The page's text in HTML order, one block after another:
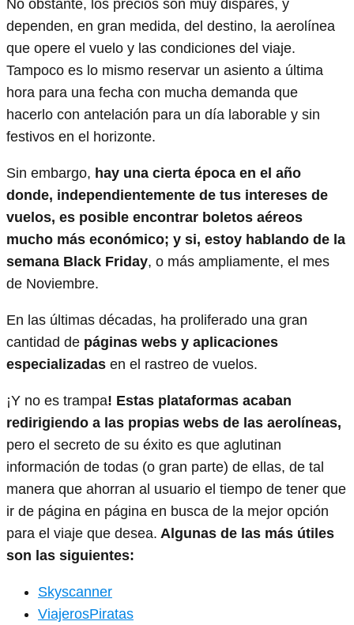
No obstante, los precios son muy dispares, y
dependen, en gran medida, del destino, la aerolínea
que opere el vuelo y las condiciones del viaje.
Tampoco es lo mismo reservar un asiento a última
hora para una fecha con mucha demanda que
hacerlo con antelación para un día laborable y sin
festivos en el horizonte.
Sin embargo, hay una cierta época en el año
donde, independientemente de tus intereses de
vuelos, es posible encontrar boletos aéreos
mucho más económico; y si, estoy hablando de la
semana Black Friday, o más ampliamente, el mes
de Noviembre.
En las últimas décadas, ha proliferado una gran
cantidad de páginas webs y aplicaciones
especializadas en el rastreo de vuelos.
¡Y no es trampa! Estas plataformas acaban
redirigiendo a las propias webs de las aerolíneas,
pero el secreto de su éxito es que aglutinan
información de todas (o gran parte) de ellas, de tal
manera que ahorran al usuario el tiempo de tener que
ir de página en página en busca de la mejor opción
para el viaje que desea. Algunas de las más útiles
son las siguientes:
Skyscanner
ViajerosPiratas